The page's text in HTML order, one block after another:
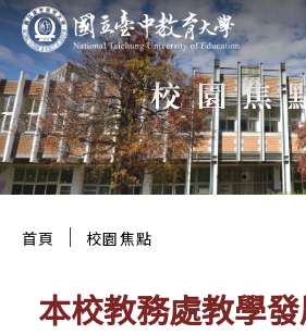
跳
至
主
要
區
:::
校園焦
首頁 ｜ 校園焦點
本校教務處教學